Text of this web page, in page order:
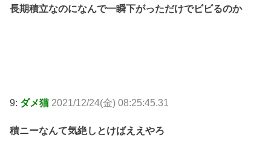
長期積立なのになんで一瞬下がっただけでビビるのか
9: ダメ猫 2021/12/24(金) 08:25:45.31
積ニーなんて気絶しとけばええやろ